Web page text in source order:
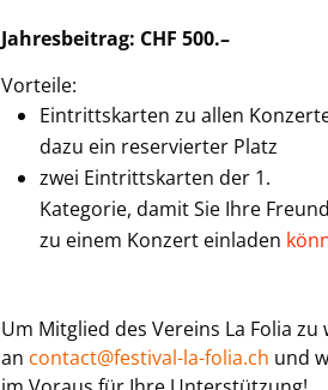
Jahresbeitrag: CHF 500.–
Vorteile:
Eintrittskarten zu allen
dazu ein reservierter Platz
zwei Eintrittskarten der 1.
Kategorie, damit Sie Ihre
zu einem Konzert einladen
Um Mitglied des Vereins La Folia
an contact@festival-la-folia.ch und